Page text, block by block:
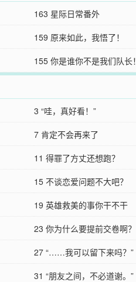
163 星际日常番外
159 原来如此，我悟了！
155 你是谁你不是我们队长！
3 “哇，真好看！”
7 肯定不会再来了
11 得罪了方丈还想跑？
15 不谈恋爱问题不大吧？
19 英雄救美的事你干不干
23 你为什么要提前交卷啊？
27 “……我可以留下来吗？”
31 “朋友之间，不必道谢。”